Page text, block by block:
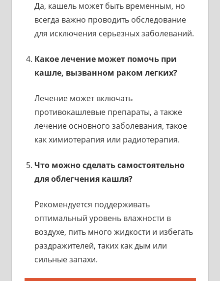
Да, кашель может быть временным, но
всегда важно проводить обследование
для исключения серьезных заболеваний.
Какое лечение может помочь при
кашле, вызванном раком легких?
Лечение может включать
противокашлевые препараты, а также
лечение основного заболевания, такое
как химиотерапия или радиотерапия.
Что можно сделать самостоятельно
для облегчения кашля?
Рекомендуется поддерживать
оптимальный уровень влажности в
воздухе, пить много жидкости и избегать
раздражителей, таких как дым или
сильные запахи.